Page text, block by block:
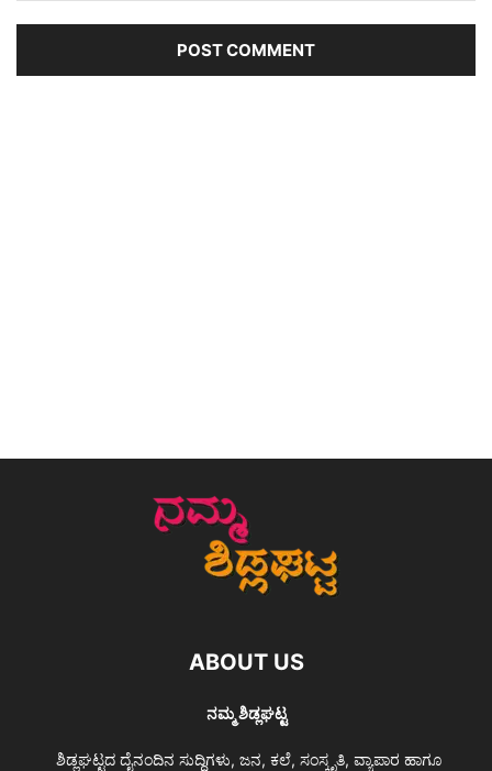
ABOUT US
ನಮ್ಮ ಶಿಡ್ಲಘಟ್ಟ
ಶಿಡ್ಲಘಟ್ಟದ ದೈನಂದಿನ ಸುದ್ದಿಗಳು, ಜನ, ಕಲೆ, ಸಂಸ್ಕೃತಿ, ವ್ಯಾಪಾರ ಹಾಗೂ